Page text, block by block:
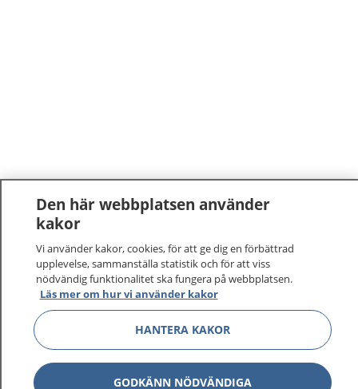
Den här webbplatsen använder
kakor
Vi använder kakor, cookies, för att ge dig en förbättrad
upplevelse, sammanställa statistik och för att viss
nödvändig funktionalitet ska fungera på webbplatsen.
Läs mer om hur vi använder kakor
HANTERA KAKOR
GODKÄNN NÖDVÄNDIGA